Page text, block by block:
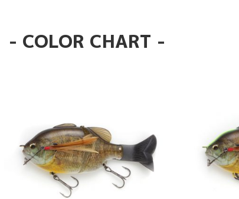
- COLOR CHART -